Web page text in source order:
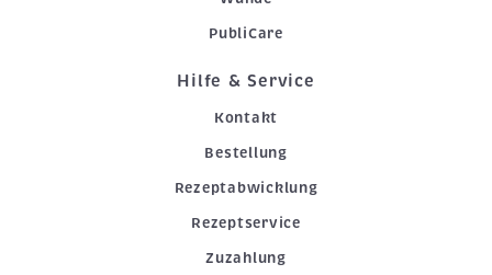
PubliCare
Hilfe & Service
Kontakt
Bestellung
Rezeptabwicklung
Rezeptservice
Zuzahlung